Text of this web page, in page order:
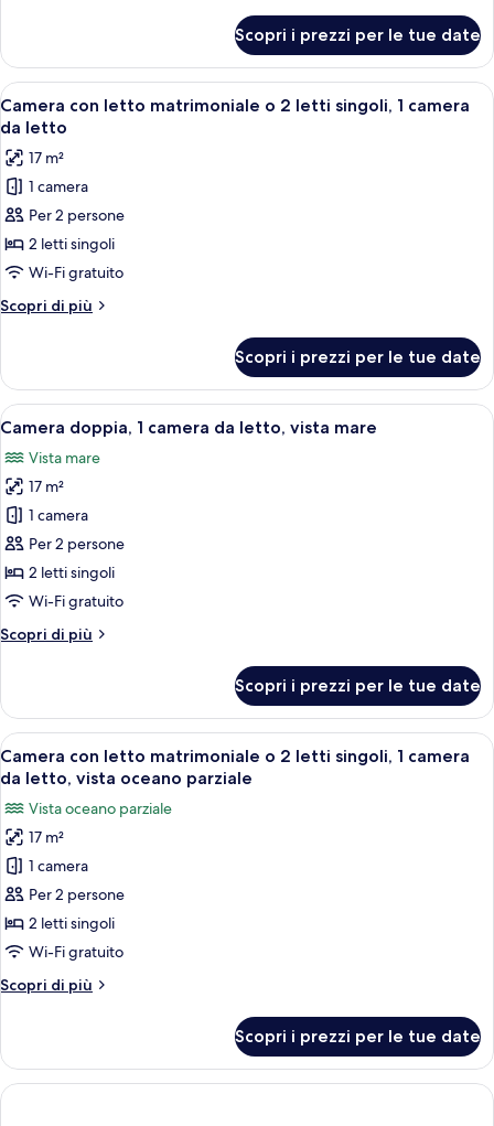
vista
città
Junior,
letto
king,
vista
città
Scopri i prezzi per le tue date
Apri
tutte
le
foto
per
Camera
con
letto
matrimoniale
o
letti
singoli,
1
camera
da
letto
Una moderna camera d'albergo con
3
Camera con letto matrimoniale o 2 letti singoli, 1 camera
da letto
17 m²
1 camera
Per 2 persone
2 letti singoli
Wi-Fi gratuito
Scopri di più
Altri
con
letto
matrimoniale
2
letti
singoli,
camera
da
letto
Scopri i prezzi per le tue date
Apri
tutte
le
foto
per
Camera
doppia,
1
camera
da
mare
Una camera d'albergo moderna
4
Camera doppia, 1 camera da letto, vista mare
Vista mare
17 m²
1 camera
Per 2 persone
2 letti singoli
Wi-Fi gratuito
Scopri di più
Altri
doppia,
camera
da
vista
mare
Scopri i prezzi per le tue date
Apri
tutte
foto
per
Camera
con
letto
matrimoniale
2
camera
Una moderna camera d'albergo con
1
Camera con letto matrimoniale o 2 letti singoli, 1 camera
da letto, vista oceano parziale
Vista oceano parziale
17 m²
1 camera
Per 2 persone
2 letti singoli
Wi-Fi gratuito
Scopri di più
Altri
con
letto
matrimoniale
Scopri i prezzi per le tue date